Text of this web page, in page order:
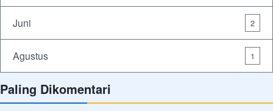
Juni 2
Agustus 1
Paling Dikomentari